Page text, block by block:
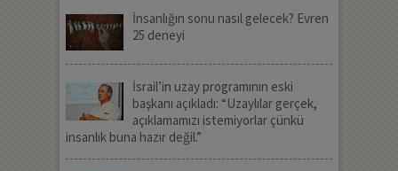
İnsanlığın sonu nasıl gelecek? Evren
25 deneyi
İsrail’in uzay programının eski
başkanı açıkladı: “Uzaylılar gerçek,
açıklamamızı istemiyorlar çünkü
insanlık buna hazır değil.”